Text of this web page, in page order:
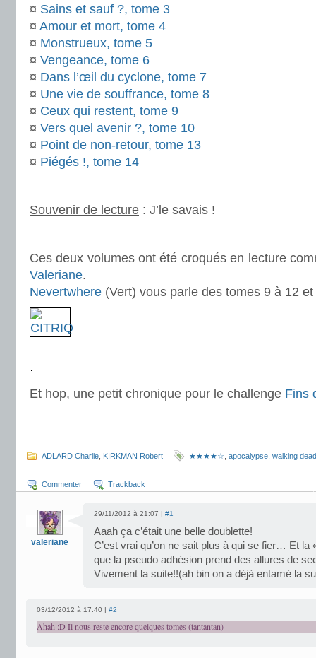
¤ Sains et sauf ?, tome 3
¤ Amour et mort, tome 4
¤ Monstrueux, tome 5
¤ Vengeance, tome 6
¤ Dans l’œil du cyclone, tome 7
¤ Une vie de souffrance, tome 8
¤ Ceux qui restent, tome 9
¤ Vers quel avenir ?, tome 10
¤ Point de non-retour, tome 13
¤ Piégés !, tome 14
Souvenir de lecture : J’le savais !
Ces deux volumes ont été croqués en lecture
Valeriane.
Nevertwhere (Vert) vous parle des tomes 9 à 12 et
Et hop, une petit chronique pour le challenge Fins
ADLARD Charlie KIRKMAN Robert ★★★★☆ apocalypse walking dead
Commenter Trackback
valeriane
29/11/2012 à 21:07 | #1
Aaah ça c’était une belle doublette!
C’est vrai qu’on ne sait plus à qui se fier… Et la
que la pseudo adhésion prend des allures de
Vivement la suite!!(ah bin on a déjà entamé la
03/12/2012 à 17:40 | #2
Ahah :D Il nous reste encore quelques tomes (tantantan)